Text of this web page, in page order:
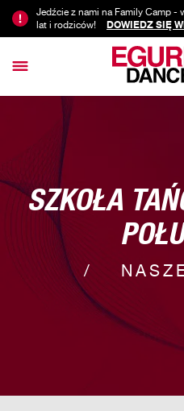
Jedźcie z nami na Family Camp -
lat i rodziców!
DOWIEDZ SIĘ
SZKOŁA